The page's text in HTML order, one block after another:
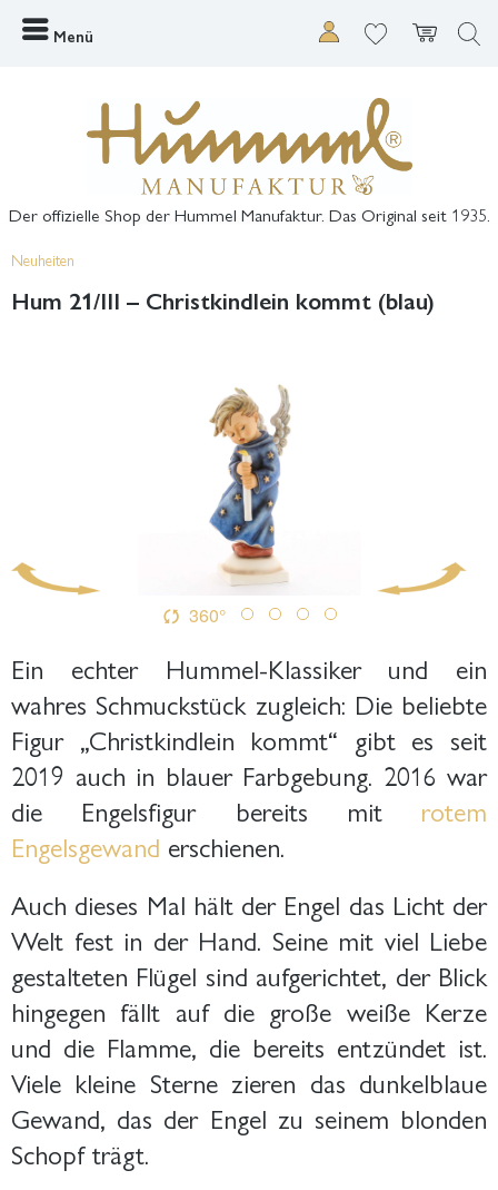
Menü
Der offizielle Shop der Hummel Manufaktur. Das Original seit 1935.
Neuheiten
Hum 21/III – Christkindlein kommt (blau)
360°
Ein echter Hummel-Klassiker und ein
wahres Schmuckstück zugleich: Die beliebte
Figur „Christkindlein kommt“ gibt es seit
2019 auch in blauer Farbgebung. 2016 war
die Engelsfigur bereits mit rotem
Engelsgewand erschienen.
Auch dieses Mal hält der Engel das Licht der
Welt fest in der Hand. Seine mit viel Liebe
gestalteten Flügel sind aufgerichtet, der Blick
hingegen fällt auf die große weiße Kerze
und die Flamme, die bereits entzündet ist.
Viele kleine Sterne zieren das dunkelblaue
Gewand, das der Engel zu seinem blonden
Schopf trägt.